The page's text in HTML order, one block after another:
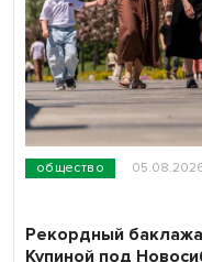
общество
Рекордный
Купиной под